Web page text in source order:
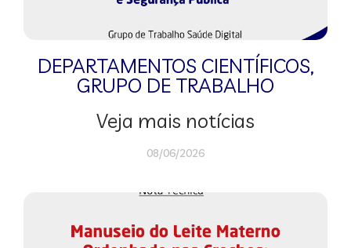
DEPARTAMENTOS CIENTÍFICOS,
GRUPO DE TRABALHO
Veja mais notícias
08/06/2026